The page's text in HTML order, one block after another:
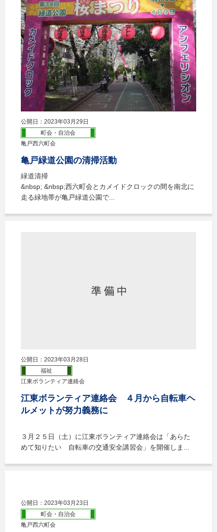
公開日：2023年03月29日
町会・自治会
亀戸西六町会
亀戸緑道公園の清掃活動
緑道清掃
&nbsp; &nbsp;西六町会とカメイドクロックの間を南北に
走る緑地帯が亀戸緑道公園で...
公開日：2023年03月28日
福祉
江東ボランティア連絡会
江東ボランティア連絡会 ４月から自転車ヘ
ルメットが努力義務に
３月２５日（土）に江東ボランティア連絡会は「あらた
めて知りたい 自転車の交通安全講習会」を開催しま...
公開日：2023年03月23日
町会・自治会
亀戸西六町会